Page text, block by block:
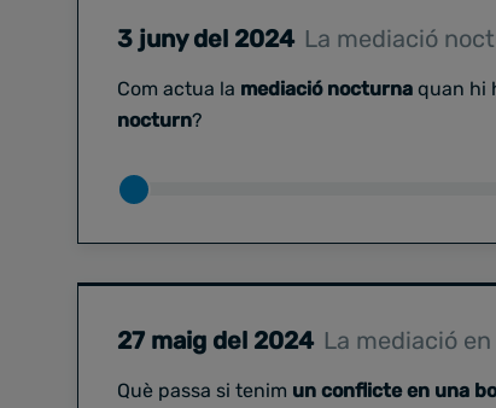
3 juny del 2024 La mediació
Com actua la mediació nocturna quan hi
nocturn?
27 maig del 2024 La mediació
Què passa si tenim un conflicte en una